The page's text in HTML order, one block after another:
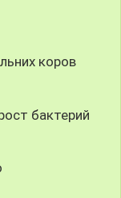
коров
бактерий